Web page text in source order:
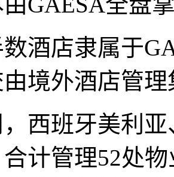
酒店隶属于
境外酒店管
西班牙美利
计管理52处